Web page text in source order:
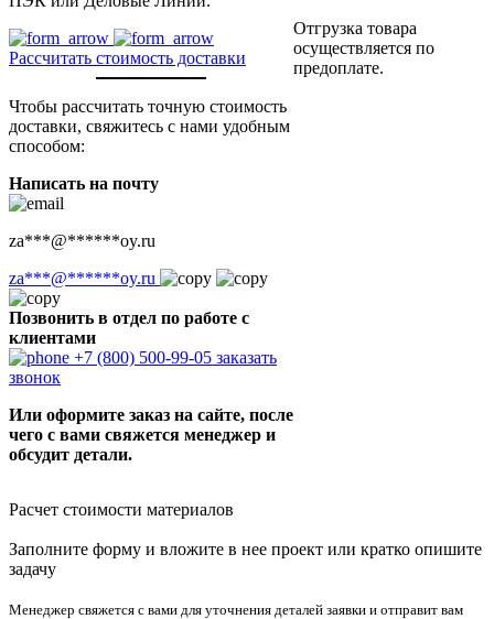
Рассчитать стоимость доставки
Чтобы рассчитать точную стоимость
доставки, свяжитесь с нами удобным
способом:
Написать на почту
za***@******oy.ru
za***@******oy.ru
Позвонить в отдел по работе с
клиентами
+7 (800) 500-99-05 заказать
звонок
Или оформите заказ на сайте, после
чего с вами свяжется менеджер и
обсудит детали.
Отгрузка товара
осуществляется по
предоплате.
Расчет стоимости материалов
Заполните форму и вложите в нее проект или кратко опишите
задачу
Менеджер свяжется с вами для уточнения деталей заявки и отправит вам